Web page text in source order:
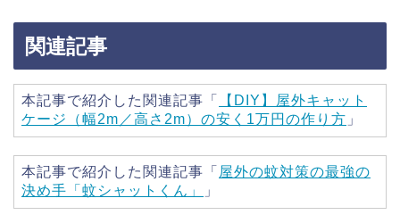
関連記事
本記事で紹介した関連記事「
【DIY】屋外キャット
ケージ（幅2m／高さ2m）の安く1万円の作り方 」
本記事で紹介した関連記事「 屋外の蚊対策の最強の
決め手「蚊シャットくん」
」